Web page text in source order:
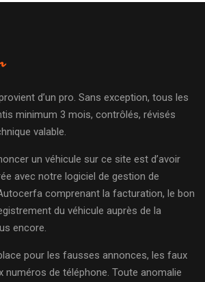
d’un pro. Sans exception, tous les
minimum 3 mois, contrôlés, révisés
valable.
un véhicule sur ce site est d’avoir
avec notre logiciel de gestion de
comprenant la facturation, le bon
du véhicule auprès de la
encore.
pour les fausses annonces, les faux
numéros de téléphone. Toute anomalie